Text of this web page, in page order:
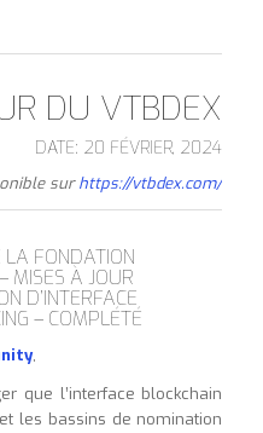
DU VTBDEX
DATE: 20 FÉVRIER, 2024
surhttps://vtbdex.com/
LA FONDATION
MISES À JOUR
D’INTERFACE
– COMPLÉTÉ
,
que l’interface blockchain
les bassins de nomination